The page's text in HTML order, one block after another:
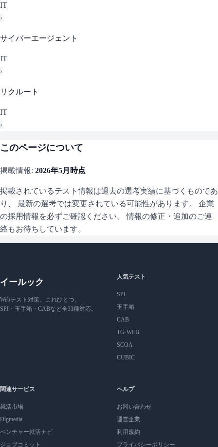
IT
›
サイバーエージェント
IT
›
リクルート
IT
›
このページについて
掲載情報: 2026年5月 時点
掲載されているテスト情報は過去の選考実績に基づくものであ
り、 最新の選考では変更されている可能性があります。 企業
の採用情報を必ずご確認ください。 情報の修正・追加のご連
絡もお待ちしています。
イールック
Webテスト対策、これひとつ。
SPI・玉手箱・CABなど全33種対応。
人気テスト
SPI
玉手箱
CAB
TG-WEB
SCOA
CUBIC
関連サービス
就活市場
Digmedia
ベンチャー就活ナビ
ジョブコミット
ヘルプ
お問い合わせ
運営企業
利用規約
プライバシーポリシー